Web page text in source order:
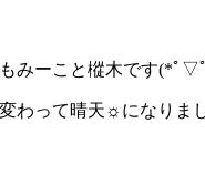
みーこと樅木です(*ﾟ▽
わって晴天☼になりま